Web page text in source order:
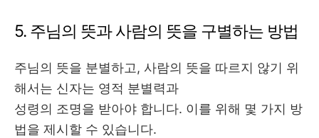
5. 주님의 뜻과 사람의 뜻을 구별하는 방법
주님의 뜻을 분별하고 , 사람의 뜻을 따르지 않기 위
해서는 신자는 영적 분별력과
성령의 조명을 받아야 합니다. 이를 위해 몇 가지 방
법을 제시할 수 있습니다.